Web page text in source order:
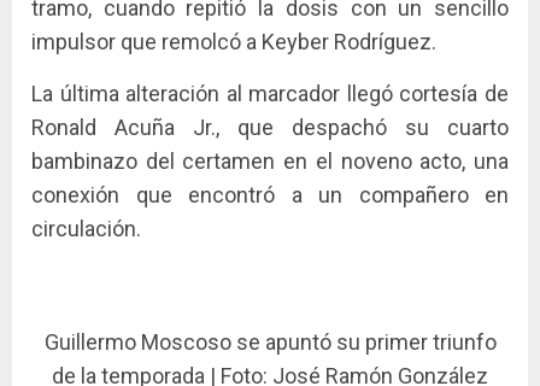
tramo, cuando repitió la dosis con un sencillo
impulsor que remolcó a Keyber Rodríguez.
La última alteración al marcador llegó cortesía de
Ronald Acuña Jr., que despachó su cuarto
bambinazo del certamen en el noveno acto, una
conexión que encontró a un compañero en
circulación.
Guillermo Moscoso se apuntó su primer triunfo
de la temporada | Foto: José Ramón González